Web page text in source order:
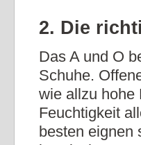
2. Die
Das A und O
Schuhe.
wie allzu hohe
Feuchtigkeit
besten eignen